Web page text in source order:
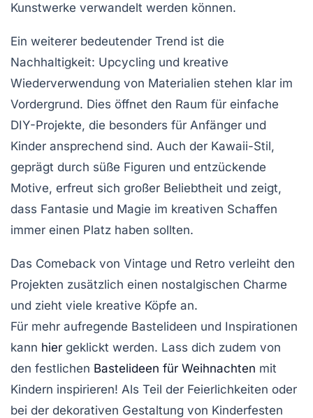
Kunstwerke verwandelt werden können.
Ein weiterer bedeutender Trend ist die
Nachhaltigkeit: Upcycling und kreative
Wiederverwendung von Materialien stehen klar im
Vordergrund. Dies öffnet den Raum für einfache
DIY-Projekte, die besonders für Anfänger und
Kinder ansprechend sind. Auch der Kawaii-Stil,
geprägt durch süße Figuren und entzückende
Motive, erfreut sich großer Beliebtheit und zeigt,
dass Fantasie und Magie im kreativen Schaffen
immer einen Platz haben sollten.
Das Comeback von Vintage und Retro verleiht den
Projekten zusätzlich einen nostalgischen Charme
und zieht viele kreative Köpfe an.
Für mehr aufregende Bastelideen und Inspirationen
kann hier geklickt werden. Lass dich zudem von
den festlichen Bastelideen für Weihnachten mit
Kindern inspirieren! Als Teil der Feierlichkeiten oder
bei der dekorativen Gestaltung von Kinderfesten